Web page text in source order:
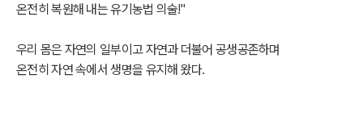
온전히 복원해 내는 유기농법 의술!"
우리 몸은 자연의 일부이고 자연과 더불어 공생공존하며
온전히 자연 속에서 생명을 유지해 왔다.